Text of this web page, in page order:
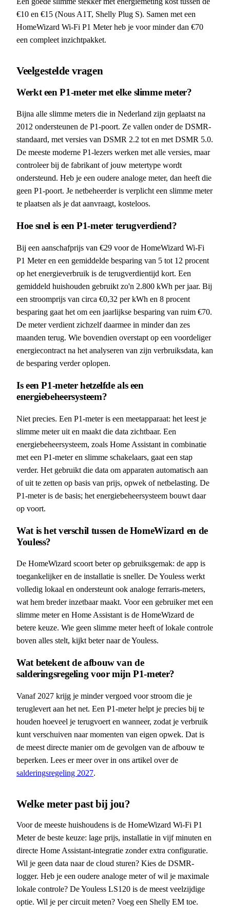
€10 en €15 (Nous A1T, Shelly Plug S). Samen met een
HomeWizard Wi-Fi P1 Meter heb je voor minder dan €70
een compleet inzichtpakket.
Veelgestelde vragen
Werkt een P1-meter met elke slimme meter?
Bijna alle slimme meters die in Nederland zijn geplaatst na
2012 ondersteunen de P1-poort. Ze vallen onder de DSMR-
standaard, met versies van DSMR 2.2 tot en met DSMR 5.0.
De meeste moderne P1-lezers werken met alle versies, maar
controleer bij de fabrikant of jouw metertype wordt
ondersteund. Heb je een oudere analoge meter, dan heeft die
geen P1-poort. Je netbeheerder is verplicht een slimme meter
te plaatsen als je dat aanvraagt, kosteloos.
Hoe snel is een P1-meter terugverdiend?
Bij een aanschafprijs van €29 voor de HomeWizard Wi-Fi
P1 Meter en een gemiddelde besparing van 5 tot 12 procent
op het energieverbruik is de terugverdientijd kort. Een
gemiddeld huishouden gebruikt zo'n 2.800 kWh per jaar. Bij
een stroomprijs van circa €0,32 per kWh en 8 procent
besparing gaat het om een jaarlijkse besparing van ruim €70.
De meter verdient zichzelf daarmee in minder dan zes
maanden terug. Wie bovendien overstapt op een voordeliger
energiecontract na het analyseren van zijn verbruiksdata, kan
de besparing verder oplopen.
Is een P1-meter hetzelfde als een
energiebeheersysteem?
Niet precies. Een P1-meter is een meetapparaat: het leest je
slimme meter uit en maakt die data zichtbaar. Een
energiebeheersysteem, zoals Home Assistant in combinatie
met een P1-meter en slimme schakelaars, gaat een stap
verder. Het gebruikt die data om apparaten automatisch aan
of uit te zetten op basis van prijs, opwek of netbelasting. De
P1-meter is de basis; het energiebeheersysteem bouwt daar
op voort.
Wat is het verschil tussen de HomeWizard en de
Youless?
De HomeWizard scoort beter op gebruiksgemak: de app is
toegankelijker en de installatie is sneller. De Youless werkt
volledig lokaal en ondersteunt ook analoge ferraris-meters,
wat hem breder inzetbaar maakt. Voor een gebruiker met een
slimme meter en Home Assistant is de HomeWizard de
betere keuze. Wie geen slimme meter heeft of lokale controle
boven alles stelt, kijkt beter naar de Youless.
Wat betekent de afbouw van de
salderingsregeling voor mijn P1-meter?
Vanaf 2027 krijg je minder vergoed voor stroom die je
teruglevert aan het net. Een P1-meter helpt je precies bij te
houden hoeveel je terugvoert en wanneer, zodat je verbruik
kunt verschuiven naar momenten van eigen opwek. Dat is
de meest directe manier om de gevolgen van de afbouw te
beperken. Lees er meer over in ons artikel over de
salderingsregeling 2027.
Welke meter past bij jou?
Voor de meeste huishoudens is de HomeWizard Wi-Fi P1
Meter de beste keuze: lage prijs, installatie in vijf minuten en
directe Home Assistant-integratie zonder extra configuratie.
Wil je geen data naar de cloud sturen? Kies de DSMR-
logger. Heb je een oudere analoge meter of wil je maximale
lokale controle? De Youless LS120 is de meest veelzijdige
optie. Wil je per circuit meten? Voeg een Shelly EM toe.